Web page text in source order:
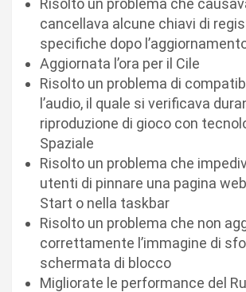
cancellava alcune chiavi di
specifiche dopo
Aggiornata l’ora per il Cile
Risolto un problema di
l’audio, il quale si verificava
riproduzione di gioco con
Spaziale
Risolto un problema che
utenti di pinnare una pagina
Start o nella taskbar
Risolto un problema che non
correttamente l’immagine di
schermata di blocco
Migliorate le performance del